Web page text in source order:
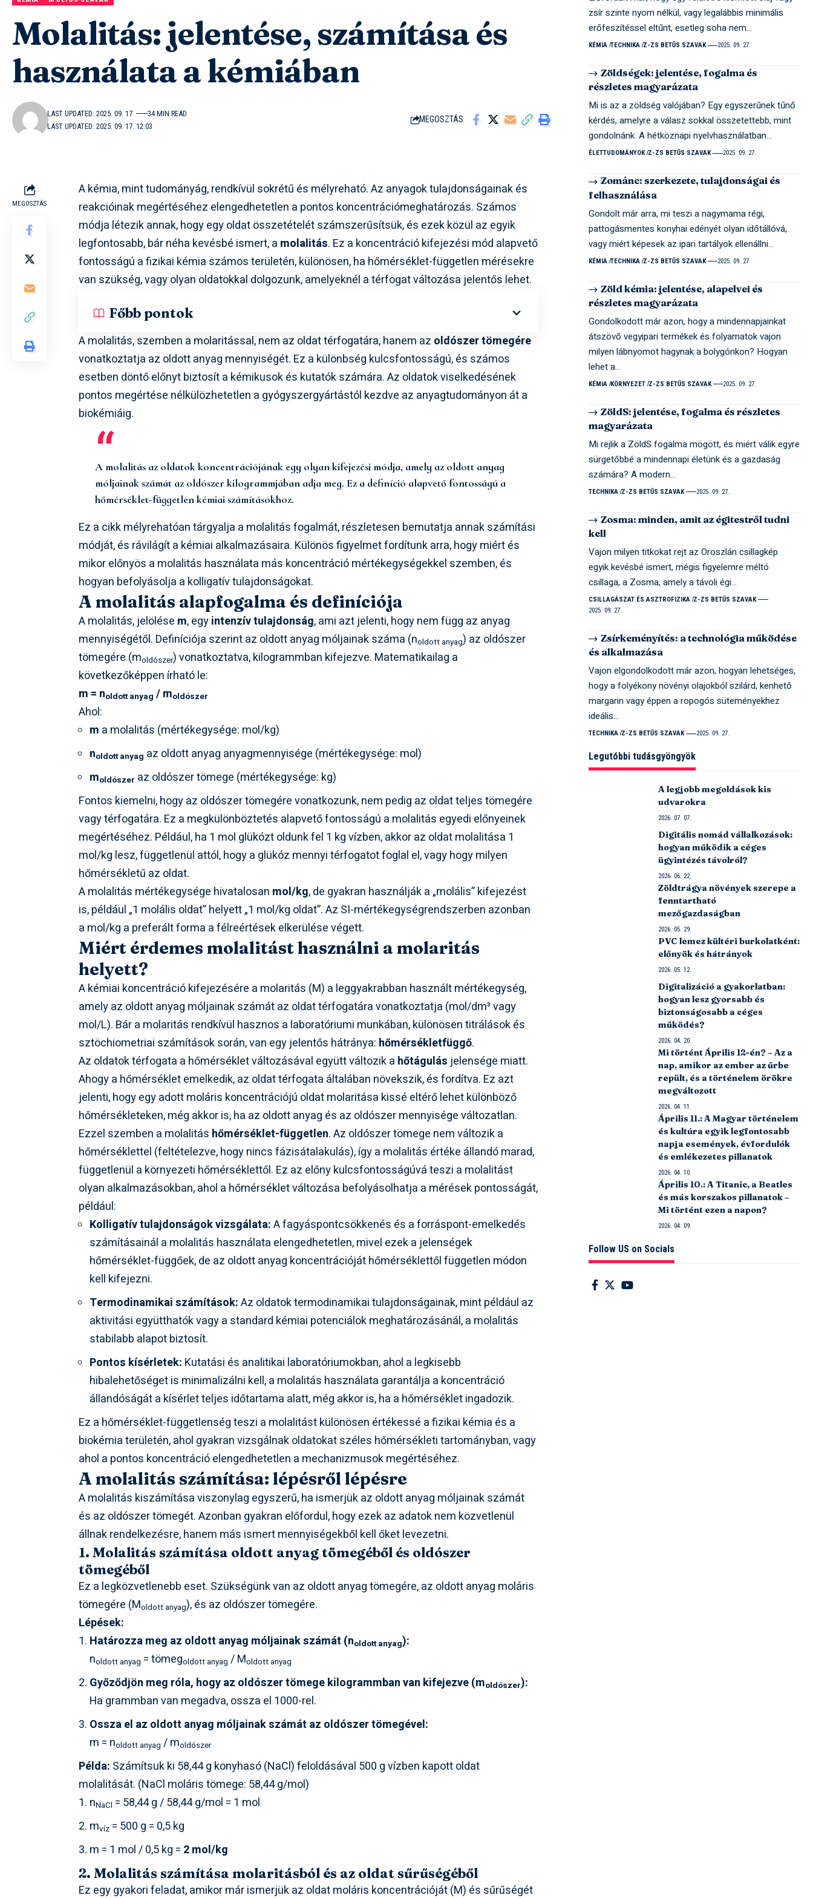
Molalitás: jelentése, számítása és
használata a kémiában
LAST UPDATED: 2025. 09. 17. 12:03
LAST UPDATED: 2025. 09. 17. 34 MIN READ
MEGOSZTÁS
MEGOSZTÁS
A kémia, mint tudományág, rendkívül sokrétű és mélyreható. Az anyagok tulajdonságainak és
reakcióinak megértéséhez elengedhetetlen a pontos koncentrációmeghatározás. Számos
módja létezik annak, hogy egy oldat összetételét számszerűsítsük, és ezek közül az egyik
legfontosabb, bár néha kevésbé ismert, a molalitás. Ez a koncentráció kifejezési mód alapvető
fontosságú a fizikai kémia számos területén, különösen, ha hőmérséklet-független mérésekre
van szükség, vagy olyan oldatokkal dolgozunk, amelyeknél a térfogat változása jelentős lehet.
Főbb pontok
A molalitás, szemben a molaritással, nem az oldat térfogatára, hanem az oldószer tömegére
vonatkoztatja az oldott anyag mennyiségét. Ez a különbség kulcsfontosságú, és számos
esetben döntő előnyt biztosít a kémikusok és kutatók számára. Az oldatok viselkedésének
pontos megértése nélkülözhetetlen a gyógyszergyártástól kezdve az anyagtudományon át a
biokémiáig.
A molalitás az oldatok koncentrációjának egy olyan kifejezési módja, amely az oldott anyag
móljainak számát az oldószer kilogrammjában adja meg. Ez a definíció alapvető fontosságú a
hőmérséklet-független kémiai számításokhoz.
Ez a cikk mélyrehatóan tárgyalja a molalitás fogalmát, részletesen bemutatja annak számítási
módját, és rávilágít a kémiai alkalmazásaira. Különös figyelmet fordítunk arra, hogy miért és
mikor előnyös a molalitás használata más koncentráció mértékegységekkel szemben, és
hogyan befolyásolja a kolligatív tulajdonságokat.
A molalitás alapfogalma és definíciója
A molalitás, jelölése m, egyintenzív tulajdonság, ami azt jelenti, hogy nem függ az anyag
mennyiségétől. Definíciója szerint az oldott anyag móljainak száma (noldott anyag) az oldószer
tömegére (moldószer) vonatkoztatva, kilogrammban kifejezve. Matematikailag a
következőképpen írható le:
m = noldott anyag / moldószer
Ahol:
m a molalitás (mértékegysége: mol/kg)
noldott anyag az oldott anyag anyagmennyisége (mértékegysége: mol)
moldószer az oldószer tömege (mértékegysége: kg)
Fontos kiemelni, hogy az oldószer tömegére vonatkozunk, nem pedig az oldat teljes tömegére
vagy térfogatára. Ez a megkülönböztetés alapvető fontosságú a molalitás egyedi előnyeinek
megértéséhez. Például, ha 1 mol glükózt oldunk fel 1 kg vízben, akkor az oldat molalitása 1
mol/kg lesz, függetlenül attól, hogy a glükóz mennyi térfogatot foglal el, vagy hogy milyen
hőmérsékletű az oldat.
A molalitás mértékegysége hivatalosan mol/kg, de gyakran használják a „molális” kifejezést
is, például „1 molális oldat” helyett „1 mol/kg oldat”. Az SI-mértékegységrendszerben azonban
a mol/kg a preferált forma a félreértések elkerülése végett.
Miért érdemes molalitást használni a molaritás
helyett?
A kémiai koncentráció kifejezésére a molaritás (M) a leggyakrabban használt mértékegység,
amely az oldott anyag móljainak számát az oldat térfogatára vonatkoztatja (mol/dm³ vagy
mol/L). Bár a molaritás rendkívül hasznos a laboratóriumi munkában, különösen titrálások és
sztöchiometriai számítások során, van egy jelentős hátránya: hőmérsékletfüggő.
Az oldatok térfogata a hőmérséklet változásával együtt változik a hőtágulás jelensége miatt.
Ahogy a hőmérséklet emelkedik, az oldat térfogata általában növekszik, és fordítva. Ez azt
jelenti, hogy egy adott moláris koncentrációjú oldat molaritása kissé eltérő lehet különböző
hőmérsékleteken, még akkor is, ha az oldott anyag és az oldószer mennyisége változatlan.
Ezzel szemben a molalitás hőmérséklet-független. Az oldószer tömege nem változik a
hőmérséklettel (feltételezve, hogy nincs fázisátalakulás), így a molalitás értéke állandó marad,
függetlenül a környezeti hőmérséklettől. Ez az előny kulcsfontosságúvá teszi a molalitást
olyan alkalmazásokban, ahol a hőmérséklet változása befolyásolhatja a mérések pontosságát,
például:
Kolligatív tulajdonságok vizsgálata:A fagyáspontcsökkenés és a forráspont-emelkedés
számításainál a molalitás használata elengedhetetlen, mivel ezek a jelenségek
hőmérséklet-függőek, de az oldott anyag koncentrációját hőmérséklettől független módon
kell kifejezni.
Termodinamikai számítások:Az oldatok termodinamikai tulajdonságainak, mint például az
aktivitási együtthatók vagy a standard kémiai potenciálok meghatározásánál, a molalitás
stabilabb alapot biztosít.
Pontos kísérletek: Kutatási és analitikai laboratóriumokban, ahol a legkisebb
hibalehetőséget is minimalizálni kell, a molalitás használata garantálja a koncentráció
állandóságát a kísérlet teljes időtartama alatt, még akkor is, ha a hőmérséklet ingadozik.
Ez a hőmérséklet-függetlenség teszi a molalitást különösen értékessé a fizikai kémia és a
biokémia területén, ahol gyakran vizsgálnak oldatokat széles hőmérsékleti tartományban, vagy
ahol a pontos koncentráció elengedhetetlen a mechanizmusok megértéséhez.
A molalitás számítása: lépésről lépésre
A molalitás kiszámítása viszonylag egyszerű, ha ismerjük az oldott anyag móljainak számát
és az oldószer tömegét. Azonban gyakran előfordul, hogy ezek az adatok nem közvetlenül
állnak rendelkezésre, hanem más ismert mennyiségekből kell őket levezetni.
1. Molalitás számítása oldott anyag tömegéből és oldószer
tömegéből
Ez a legközvetlenebb eset. Szükségünk van az oldott anyag tömegére, az oldott anyag moláris
tömegére (Moldott anyag), és az oldószer tömegére.
Lépések:
Határozza meg az oldott anyag móljainak számát (noldott anyag):
noldott anyag = tömegoldott anyag / Moldott anyag
Győződjön meg róla, hogy az oldószer tömege kilogrammban van kifejezve (moldószer):
Ha grammban van megadva, ossza el 1000-rel.
Ossza el az oldott anyag móljainak számát az oldószer tömegével:
m = noldott anyag / moldószer
Példa: Számítsuk ki 58,44 g konyhasó (NaCl) feloldásával 500 g vízben kapott oldat
molalitását. (NaCl moláris tömege: 58,44 g/mol)
nNaCl = 58,44 g / 58,44 g/mol = 1 mol
mvíz = 500 g = 0,5 kg
m = 1 mol / 0,5 kg = 2 mol/kg
2. Molalitás számítása molaritásból és az oldat sűrűségéből
Ez egy gyakori feladat, amikor már ismerjük az oldat moláris koncentrációját (M) és sűrűségét
zsír szinte nyom nélkül, vagy legalábbis minimális
erőfeszítéssel eltűnt, esetleg soha nem…
KÉMIA TECHNIKA Z-ZS BETŰS SZAVAK 2025. 09. 27.
Zöldségek: jelentése, fogalma és
részletes magyarázata
Mi is az a zöldség valójában? Egy egyszerűnek tűnő
kérdés, amelyre a válasz sokkal összetettebb, mint
gondolnánk. A hétköznapi nyelvhasználatban…
ÉLETTUDOMÁNYOK Z-ZS BETŰS SZAVAK 2025. 09. 27.
Zománc: szerkezete, tulajdonságai és
felhasználása
Gondolt már arra, mi teszi a nagymama régi,
pattogásmentes konyhai edényét olyan időtállóvá,
vagy miért képesek az ipari tartályok ellenállni…
KÉMIA TECHNIKA Z-ZS BETŰS SZAVAK 2025. 09. 27.
Zöld kémia: jelentése, alapelvei és
részletes magyarázata
Gondolkodott már azon, hogy a mindennapjainkat
átszövő vegyipari termékek és folyamatok vajon
milyen lábnyomot hagynak a bolygónkon? Hogyan
lehet a…
KÉMIA KÖRNYEZET Z-ZS BETŰS SZAVAK 2025. 09. 27.
ZöldS: jelentése, fogalma és részletes
magyarázata
Mi rejlik a ZöldS fogalma mögött, és miért válik egyre
sürgetőbbé a mindennapi életünk és a gazdaság
számára? A modern…
TECHNIKA Z-ZS BETŰS SZAVAK 2025. 09. 27.
Zosma: minden, amit az égitestről tudni
kell
Vajon milyen titkokat rejt az Oroszlán csillagkép
egyik kevésbé ismert, mégis figyelemre méltó
csillaga, a Zosma, amely a távoli égi…
CSILLAGÁSZAT ÉS ASZTROFIZIKA Z-ZS BETŰS SZAVAK
2025. 09. 27.
Zsírkeményítés: a technológia működése
és alkalmazása
Vajon elgondolkodott már azon, hogyan lehetséges,
hogy a folyékony növényi olajokból szilárd, kenhető
margarin vagy éppen a ropogós süteményekhez
ideális…
TECHNIKA Z-ZS BETŰS SZAVAK 2025. 09. 27.
Legutóbbi tudásgyöngyök
A legjobb megoldások kis
udvarokra
2026. 07. 07.
Digitális nomád vállalkozások:
hogyan működik a céges
ügyintézés távolról?
2026. 06. 22.
Zöldtrágya növények szerepe a
fenntartható
mezőgazdaságban
2026. 05. 29.
PVC lemez kültéri burkolatként:
előnyök és hátrányok
2026. 05. 12.
Digitalizáció a gyakorlatban:
hogyan lesz gyorsabb és
biztonságosabb a céges
működés?
2026. 04. 20.
Mi történt Április 12-én? – Az a
nap, amikor az ember az űrbe
repült, és a történelem örökre
megváltozott
2026. 04. 11.
Április 11.: A Magyar történelem
és kultúra egyik legfontosabb
napja események, évfordulók
és emlékezetes pillanatok
2026. 04. 10.
Április 10.: A Titanic, a Beatles
és más korszakos pillanatok –
Mi történt ezen a napon?
2026. 04. 09.
Follow US on Socials